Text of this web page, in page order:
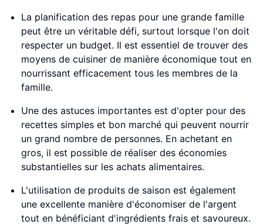
La planification des repas pour une grande famille
peut être un véritable défi, surtout lorsque l'on doit
respecter un budget. Il est essentiel de trouver des
moyens de cuisiner de manière économique tout en
nourrissant efficacement tous les membres de la
famille.
Une des astuces importantes est d'opter pour des
recettes simples et bon marché qui peuvent nourrir
un grand nombre de personnes. En achetant en
gros, il est possible de réaliser des économies
substantielles sur les achats alimentaires.
L'utilisation de produits de saison est également
une excellente manière d'économiser de l'argent
tout en bénéficiant d'ingrédients frais et savoureux.